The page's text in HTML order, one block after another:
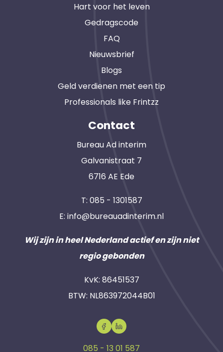
Hart voor het leven
Gedragscode
FAQ
Nieuwsbrief
Blogs
Geld verdienen met een tip
Professionals like Frintzz
Contact
Bureau Ad interim
Galvanistraat 7
6716 AE Ede
T: 085 - 1301587
E: info@bureauadinterim.nl
Wij zijn in heel Nederland actief en zijn niet
regio gebonden
KvK: 86451537
BTW: NL863972044B01
085 - 13 01 587